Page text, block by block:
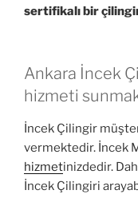
sertifikalı bir
Ankara İncek
hizmeti
İncek Çilingir
vermektedir. İncek
hizmetinizdedir.
İncek Çilingiri